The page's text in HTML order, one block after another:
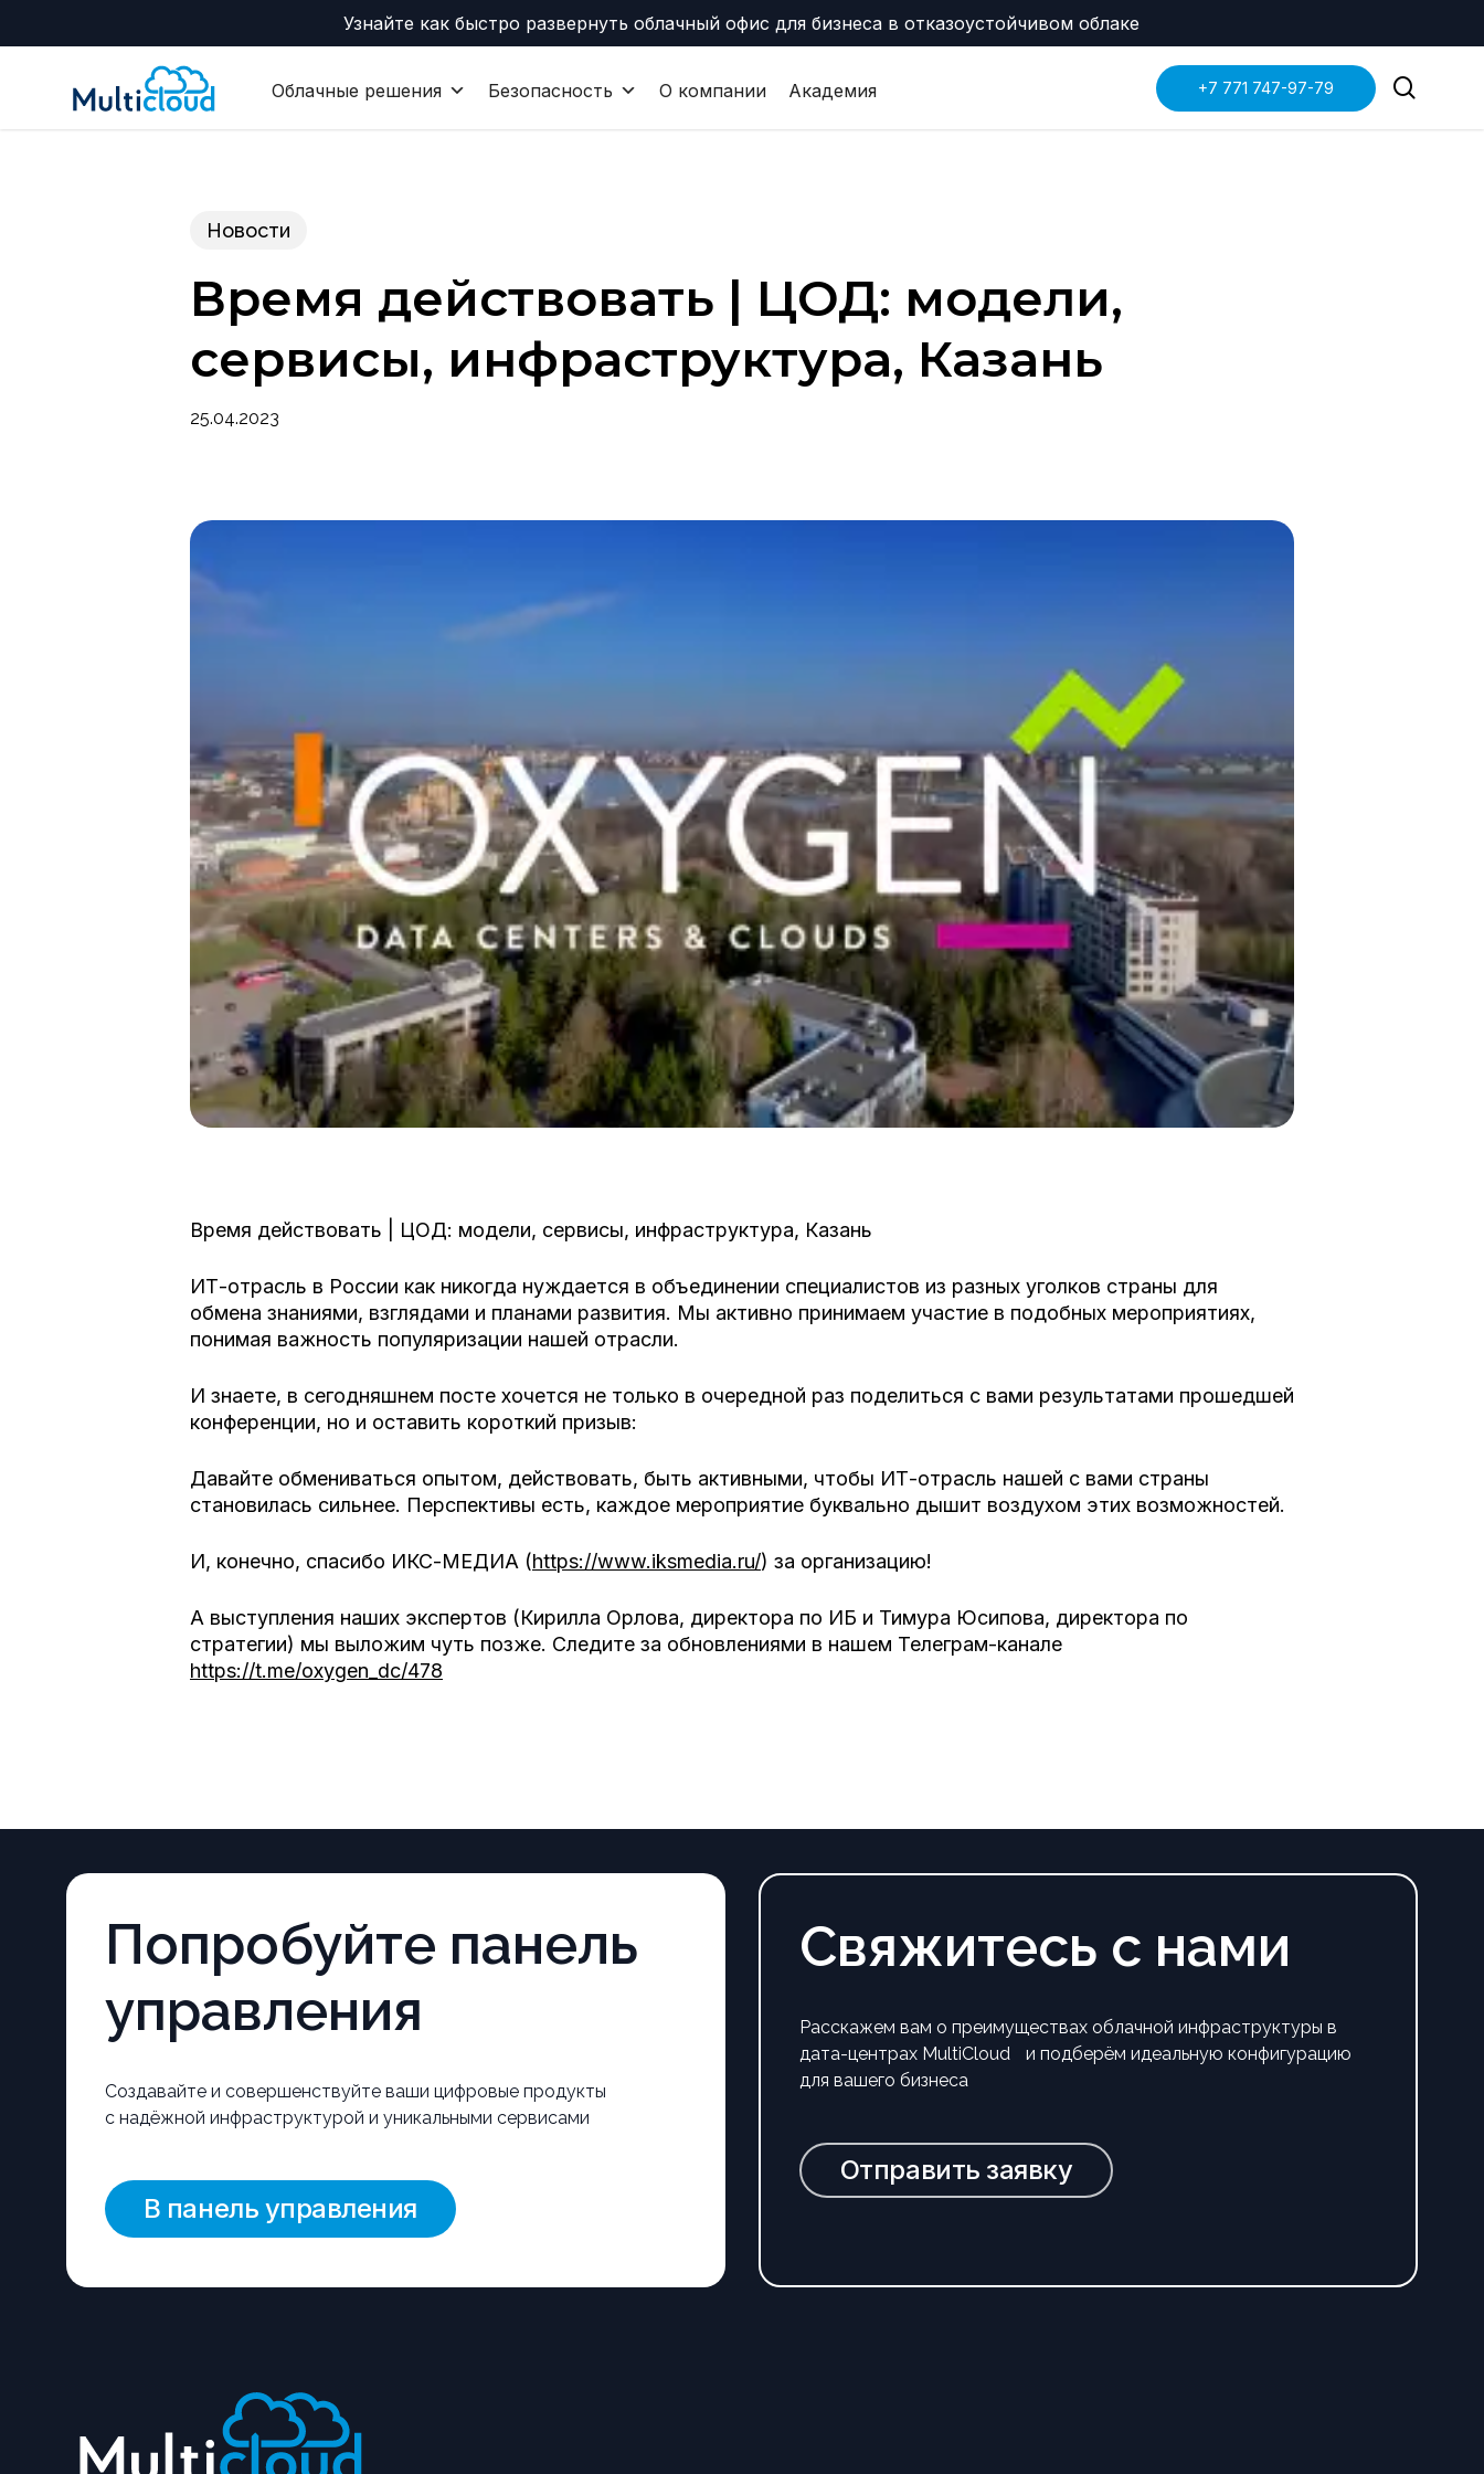
Узнайте как быстро развернуть облачный офис для бизнеса в отказоустойчивом облаке
Облачные решения Безопасность О компании Академия +7 771 747-97-79
Новости
Время действовать | ЦОД: модели,
сервисы, инфраструктура, Казань
25.04.2023
Время действовать | ЦОД: модели, сервисы, инфраструктура, Казань
ИТ-отрасль в России как никогда нуждается в объединении специалистов из разных уголков страны для
обмена знаниями, взглядами и планами развития. Мы активно принимаем участие в подобных мероприятиях,
понимая важность популяризации нашей отрасли.
И знаете, в сегодняшнем посте хочется не только в очередной раз поделиться с вами результатами прошедшей
конференции, но и оставить короткий призыв:
Давайте обмениваться опытом, действовать, быть активными, чтобы ИТ-отрасль нашей с вами страны
становилась сильнее. Перспективы есть, каждое мероприятие буквально дышит воздухом этих возможностей.
И, конечно, спасибо ИКС-МЕДИА (https://www.iksmedia.ru/) за организацию!
А выступления наших экспертов (Кирилла Орлова, директора по ИБ и Тимура Юсипова, директора по
стратегии) мы выложим чуть позже. Следите за обновлениями в нашем Телеграм-канале
https://t.me/oxygen_dc/478
Попробуйте панель
управления
Создавайте и совершенствуйте ваши цифровые продукты
с надёжной инфраструктурой и уникальными сервисами
В панель управления
Свяжитесь с нами
Расскажем вам о преимуществах облачной инфраструктуры в
дата-центрах MultiCloud и подберём идеальную конфигурацию
для вашего бизнеса
Отправить заявку